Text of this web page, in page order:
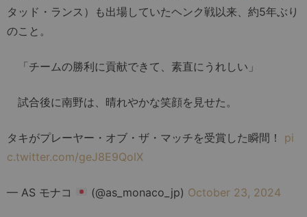
タッド・ランス）も出場していたヘンク戦以来、約5年ぶり
のこと。
「チームの勝利に貢献できて、素直にうれしい」
試合後に南野は、晴れやかな笑顔を見せた。
タキがプレーヤー・オブ・ザ・マッチを受賞した瞬間！ pi
c.twitter.com/geJ8E9QolX
— AS モナコ (@as_monaco_jp) October 23, 2024